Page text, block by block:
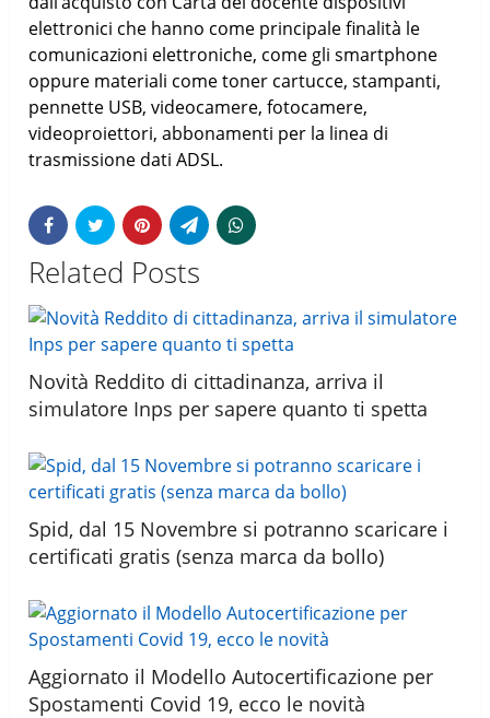
elettronici che hanno come principale finalità le
comunicazioni elettroniche, come gli smartphone
oppure materiali come toner cartucce, stampanti,
pennette USB, videocamere, fotocamere,
videoproiettori, abbonamenti per la linea di
trasmissione dati ADSL.
Related Posts
Novità Reddito di cittadinanza, arriva il
simulatore Inps per sapere quanto ti spetta
Spid, dal 15 Novembre si potranno scaricare i
certificati gratis (senza marca da bollo)
Aggiornato il Modello Autocertificazione per
Spostamenti Covid 19, ecco le novità